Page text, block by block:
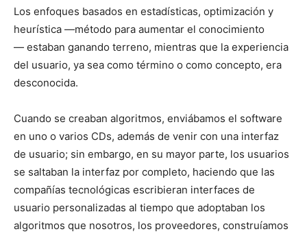
Los enfoques basados en estadísticas, optimización y
heurística —método para aumentar el conocimiento
— estaban ganando terreno, mientras que la experiencia
del usuario, ya sea como término o como concepto, era
desconocida.
Cuando se creaban algoritmos, enviábamos el software
en uno o varios CDs, además de venir con una interfaz
de usuario; sin embargo, en su mayor parte, los usuarios
se saltaban la interfaz por completo, haciendo que las
compañías tecnológicas escribieran interfaces de
usuario personalizadas al tiempo que adoptaban los
algoritmos que nosotros, los proveedores, construíamos